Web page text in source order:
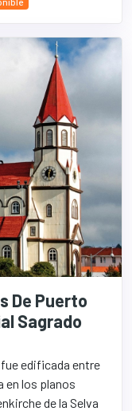
De Puerto
Sagrado
fue edificada entre
en los planos
de la Selva